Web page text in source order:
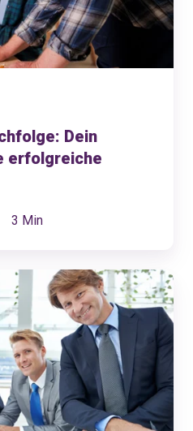
Dein
erfolgreiche
3 Min